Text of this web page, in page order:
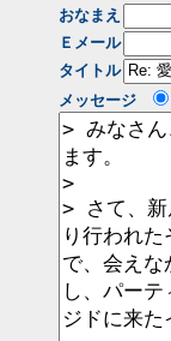
おなまえ
Ｅメール
タイトル
メッセージ